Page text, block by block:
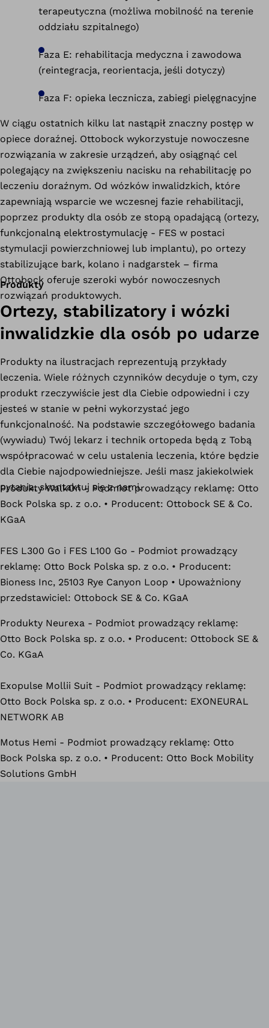
terapeutyczna (możliwa mobilność na terenie
oddziału szpitalnego)
Faza E: rehabilitacja medyczna i zawodowa
(reintegracja, reorientacja, jeśli dotyczy)
Faza F: opieka lecznicza, zabiegi pielęgnacyjne
W ciągu ostatnich kilku lat nastąpił znaczny postęp w
opiece doraźnej. Ottobock wykorzystuje nowoczesne
rozwiązania w zakresie urządzeń, aby osiągnąć cel
polegający na zwiększeniu nacisku na rehabilitację po
leczeniu doraźnym. Od wózków inwalidzkich, które
zapewniają wsparcie we wczesnej fazie rehabilitacji,
poprzez produkty dla osób ze stopą opadającą (ortezy,
funkcjonalną elektrostymulację - FES w postaci
stymulacji powierzchniowej lub implantu), po ortezy
stabilizujące bark, kolano i nadgarstek – firma
Ottobock oferuje szeroki wybór nowoczesnych
rozwiązań produktowych.
Produkty
Ortezy, stabilizatory i wózki
inwalidzkie dla osób po udarze
Produkty na ilustracjach reprezentują przykłady
leczenia. Wiele różnych czynników decyduje o tym, czy
produkt rzeczywiście jest dla Ciebie odpowiedni i czy
jesteś w stanie w pełni wykorzystać jego
funkcjonalność. Na podstawie szczegółowego badania
(wywiadu) Twój lekarz i technik ortopeda będą z Tobą
współpracować w celu ustalenia leczenia, które będzie
dla Ciebie najodpowiedniejsze. Jeśli masz jakiekolwiek
pytania, skontaktuj się z nami.
Produkty WalkOn - Podmiot prowadzący reklamę: Otto
Bock Polska sp. z o.o. • Producent: Ottobock SE & Co.
KGaA
FES L300 Go i FES L100 Go - Podmiot prowadzący
reklamę: Otto Bock Polska sp. z o.o. • Producent:
Bioness Inc, 25103 Rye Canyon Loop • Upoważniony
przedstawiciel: Ottobock SE & Co. KGaA
Produkty Neurexa - Podmiot prowadzący reklamę:
Otto Bock Polska sp. z o.o. • Producent: Ottobock SE &
Co. KGaA
Exopulse Mollii Suit - Podmiot prowadzący reklamę:
Otto Bock Polska sp. z o.o. • Producent: EXONEURAL
NETWORK AB
Motus Hemi - Podmiot prowadzący reklamę: Otto
Bock Polska sp. z o.o. • Producent: Otto Bock Mobility
Solutions GmbH